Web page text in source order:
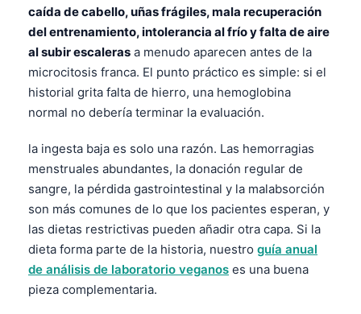
caída de cabello, uñas frágiles, mala recuperación
del entrenamiento, intolerancia al frío y falta de aire
al subir escaleras a menudo aparecen antes de la
microcitosis franca. El punto práctico es simple: si el
historial grita falta de hierro, una hemoglobina
normal no debería terminar la evaluación.
la ingesta baja es solo una razón. Las hemorragias
menstruales abundantes, la donación regular de
sangre, la pérdida gastrointestinal y la malabsorción
son más comunes de lo que los pacientes esperan, y
las dietas restrictivas pueden añadir otra capa. Si la
dieta forma parte de la historia, nuestro guía anual
de análisis de laboratorio veganos es una buena
pieza complementaria.
اردو
मराठी
తెలుగు
தமிழ்
ગુજરાતી
ಕನ್ನಡ
മലയാളം
Bahasa Melayu
Tiếng Việt
Tagalog
ไทย